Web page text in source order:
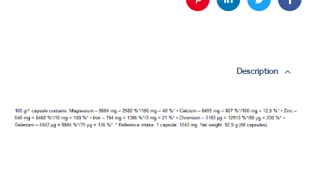
فیس
توئیتر لینکدینپینترست
Description